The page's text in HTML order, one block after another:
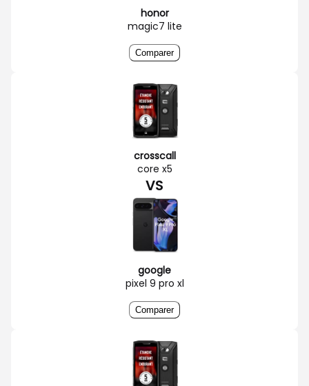
honor
magic7 lite
Comparer
crosscall
core x5
VS
google
pixel 9 pro xl
Comparer